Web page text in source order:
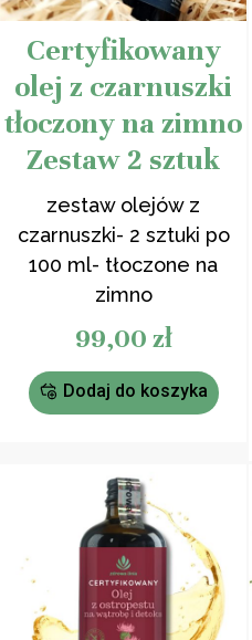
Certyfikowany
olej z czarnuszki
tłoczony na zimno
Zestaw 2 sztuk
zestaw olejów z
czarnuszki- 2 sztuki po
100 ml- tłoczone na
zimno
99,00 zł
Dodaj do koszyka